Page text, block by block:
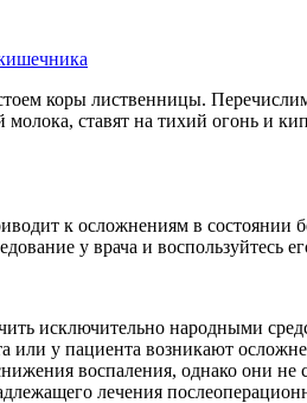
коры лиственницы.
ставят на тихий огонь и
к осложнениям в
у врача и воспользуйтесь
исключительно народными
или у пациента возникают
воспаления, однако они
лечения